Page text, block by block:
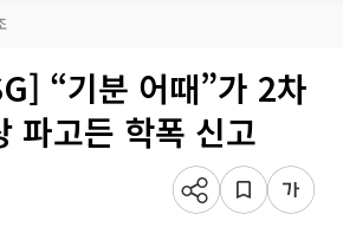
“기분 어때”가 2차
파고든 학폭 신고